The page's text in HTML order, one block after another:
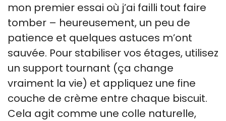
mon premier essai où j’ai failli tout faire
tomber – heureusement, un peu de
patience et quelques astuces m’ont
sauvée. Pour stabiliser vos étages, utilisez
un support tournant (ça change
vraiment la vie) et appliquez une fine
couche de crème entre chaque biscuit.
Cela agit comme une colle naturelle,